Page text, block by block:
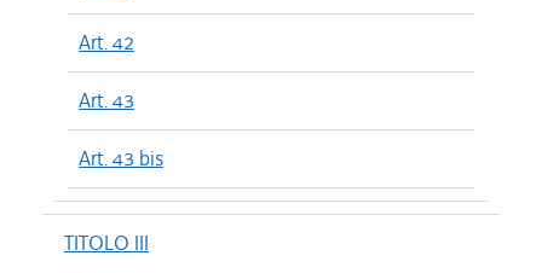
Art. 42
Art. 43
Art. 43 bis
TITOLO III